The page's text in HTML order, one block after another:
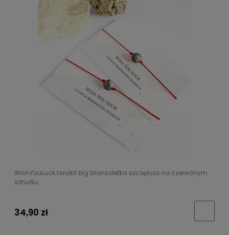
WishYouLuck larvikit big bransoletka szczęścia na czerwonym
sznurku
34,90 zł